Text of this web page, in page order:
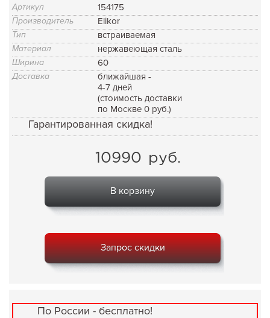
Артикул 154175
Производитель Elikor
Тип встраиваемая
Материал нержавеющая сталь
Ширина 60
Доставка
ближайшая -
4-7 дней
(стоимость доставки
по Москве 0 руб.)
Гарантированная скидка!
10990 руб.
В корзину
Запрос скидки
По России - бесплатно!